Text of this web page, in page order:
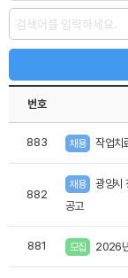
번호
883 채용 작업치
882
채용
광양시
공고
881 모집 2026